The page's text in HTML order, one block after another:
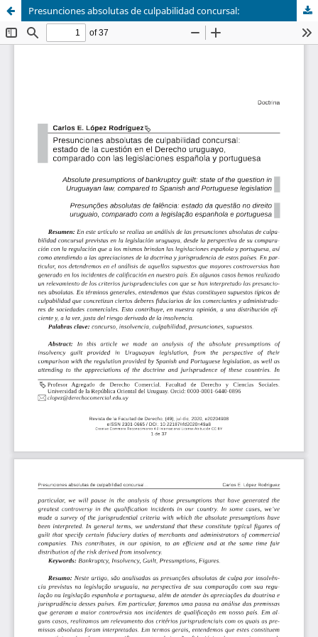
Presunciones absolutas de culpabilidad concursal: